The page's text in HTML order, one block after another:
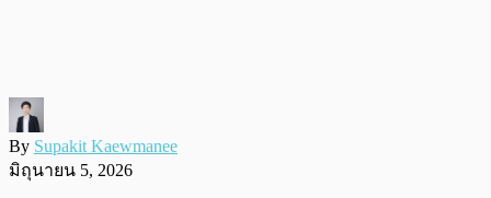
By Supakit Kaewmanee
มิถุนายน 5, 2026